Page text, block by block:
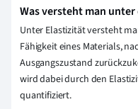
Was versteht man
Unter Elastizität versteht
Fähigkeit eines Materials,
Ausgangszustand
wird dabei durch den
quantifiziert.